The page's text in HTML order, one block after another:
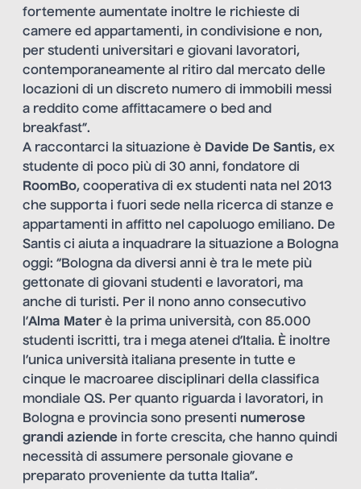
fortemente aumentate inoltre le richieste di
camere ed appartamenti, in condivisione e non,
per studenti universitari e giovani lavoratori,
contemporaneamente al ritiro dal mercato delle
locazioni di un discreto numero di immobili messi
a reddito come affittacamere o bed and
breakfast”.
A raccontarci la situazione è Davide De Santis, ex
studente di poco più di 30 anni, fondatore di
RoomBo, cooperativa di ex studenti nata nel 2013
che supporta i fuori sede nella ricerca di stanze e
appartamenti in affitto nel capoluogo emiliano. De
Santis ci aiuta a inquadrare la situazione a Bologna
oggi: “Bologna da diversi anni è tra le mete più
gettonate di giovani studenti e lavoratori, ma
anche di turisti. Per il nono anno consecutivo
l’Alma Materè la prima università, con 85.000
studenti iscritti, tra i mega atenei d’Italia. È inoltre
l’unica università italiana presente in tutte e
cinque le macroaree disciplinari della classifica
mondiale QS. Per quanto riguarda i lavoratori, in
Bologna e provincia sono presenti numerose
grandi aziende in forte crescita, che hanno quindi
necessità di assumere personale giovane e
preparato proveniente da tutta Italia”.